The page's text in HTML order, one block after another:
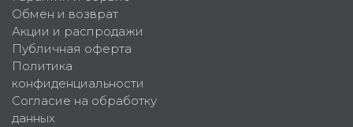
Обмен и возврат
Акции и распродажи
Публичная оферта
Политика
конфиденциальности
Согласие на обработку
данных